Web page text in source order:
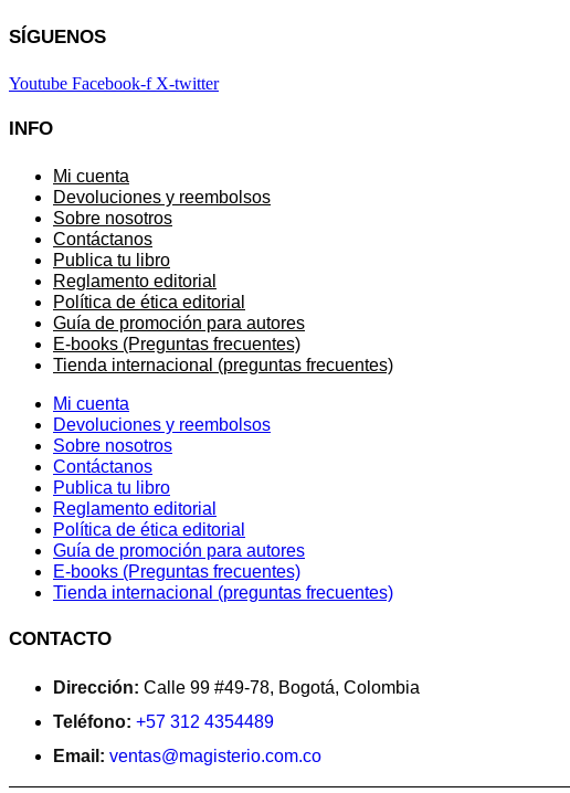
SÍGUENOS
Youtube Facebook-f X-twitter
INFO
Mi cuenta
Devoluciones y reembolsos
Sobre nosotros
Contáctanos
Publica tu libro
Reglamento editorial
Política de ética editorial
Guía de promoción para autores
E-books (Preguntas frecuentes)
Tienda internacional (preguntas frecuentes)
Mi cuenta
Devoluciones y reembolsos
Sobre nosotros
Contáctanos
Publica tu libro
Reglamento editorial
Política de ética editorial
Guía de promoción para autores
E-books (Preguntas frecuentes)
Tienda internacional (preguntas frecuentes)
CONTACTO
Dirección: Calle 99 #49-78, Bogotá, Colombia
Teléfono: +57 312 4354489
Email: ventas@magisterio.com.co